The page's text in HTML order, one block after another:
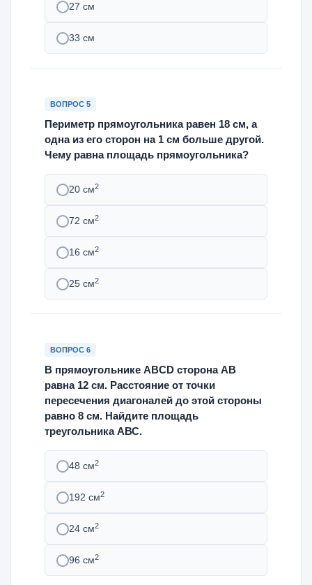
27 см
33 см
ВОПРОС 5
Периметр прямоугольника равен 18 см, а
одна из его сторон на 1 см больше другой.
Чему равна площадь прямоугольника?
20 см2
72 см2
16 см2
25 см2
ВОПРОС 6
В прямоугольнике ABCD сторона АВ
равна 12 см. Расстояние от точки
пересечения диагоналей до этой стороны
равно 8 см. Найдите площадь
треугольника АВС.
48 см2
192 см2
24 см2
96 см2